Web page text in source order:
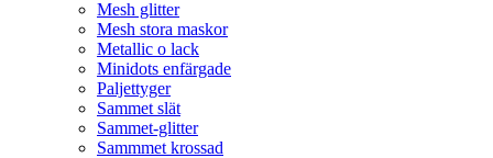
Mesh glitter
Mesh stora maskor
Metallic o lack
Minidots enfärgade
Paljettyger
Sammet slät
Sammet-glitter
Sammmet krossad